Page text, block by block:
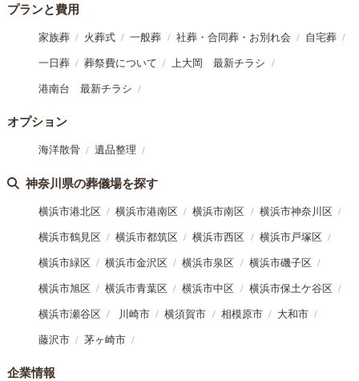
プランと費用
家族葬 火葬式 一般葬 社葬・合同葬・お別れ会 自宅葬
一日葬 葬祭費について 上大岡 最新チラシ
港南台 最新チラシ
オプション
海洋散骨 遺品整理
神奈川県の葬儀場を探す
横浜市港北区 横浜市港南区 横浜市南区 横浜市神奈川区
横浜市鶴見区 横浜市都筑区 横浜市西区 横浜市戸塚区
横浜市緑区 横浜市金沢区 横浜市泉区 横浜市磯子区
横浜市旭区 横浜市青葉区 横浜市中区 横浜市保土ケ谷区
横浜市瀬谷区 川崎市 横須賀市 相模原市 大和市
藤沢市 茅ヶ崎市
企業情報